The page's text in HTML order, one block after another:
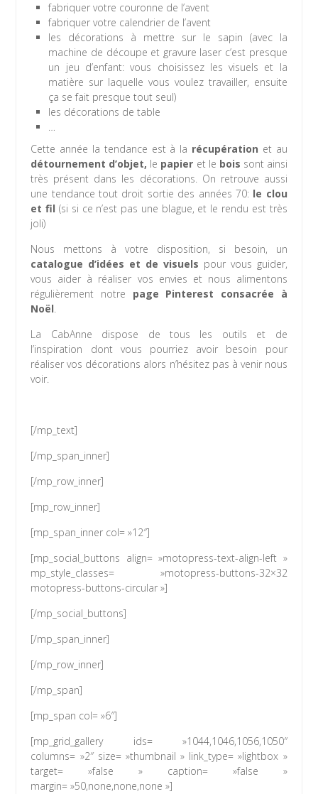
fabriquer votre couronne de l’avent
fabriquer votre calendrier de l’avent
les décorations à mettre sur le sapin (avec la
machine de découpe et gravure laser c’est presque
un jeu d’enfant: vous choisissez les visuels et la
matière sur laquelle vous voulez travailler, ensuite
ça se fait presque tout seul)
les décorations de table
…
Cette année la tendance est à la récupération et au
détournement d’objet, le papier et le bois sont ainsi
très présent dans les décorations. On retrouve aussi
une tendance tout droit sortie des années 70: le clou
et fil (si si ce n’est pas une blague, et le rendu est très
joli)
Nous mettons à votre disposition, si besoin, un
catalogue d’idées et de visuels pour vous guider,
vous aider à réaliser vos envies et nous alimentons
régulièrement notre page Pinterest consacrée à
Noël.
La CabAnne dispose de tous les outils et de
l’inspiration dont vous pourriez avoir besoin pour
réaliser vos décorations alors n’hésitez pas à venir nous
voir.
[/mp_text]
[/mp_span_inner]
[/mp_row_inner]
[mp_row_inner]
[mp_span_inner col= »12″]
[mp_social_buttons align= »motopress-text-align-left »
mp_style_classes= »motopress-buttons-32×32
motopress-buttons-circular »]
[/mp_social_buttons]
[/mp_span_inner]
[/mp_row_inner]
[/mp_span]
[mp_span col= »6″]
[mp_grid_gallery ids= »1044,1046,1056,1050″
columns= »2″ size= »thumbnail » link_type= »lightbox »
target= »false » caption= »false »
margin= »50,none,none,none »]